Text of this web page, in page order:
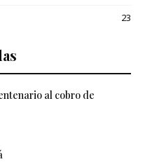
23
al cobro de